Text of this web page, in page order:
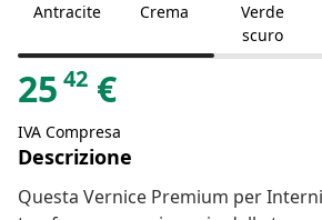
Antracite Crema
Verde
scuro
25 42 €
IVA Compresa
Descrizione
Questa Vernice Premium per